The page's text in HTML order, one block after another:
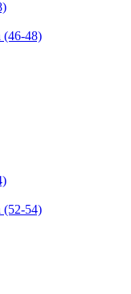
(46-48)
(52-54)